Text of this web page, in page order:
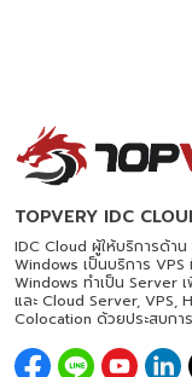
TOPVERY IDC
IDC Cloud ผู้ให้บริการด้า
Windows เป็นบริการ
Windows ทำเป็น Server
และ Cloud Server, VPS,
Colocation ด้วยประสบก